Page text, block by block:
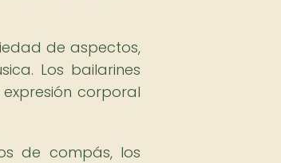
de aspectos,
Los bailarines
corporal
de compás, los